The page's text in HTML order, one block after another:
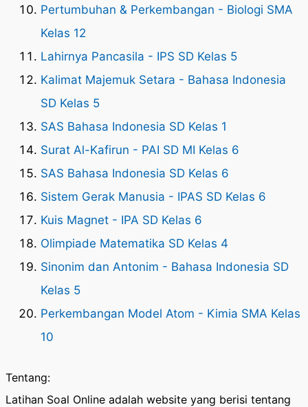
Pertumbuhan & Perkembangan - Biologi SMA
Kelas 12
Lahirnya Pancasila - IPS SD Kelas 5
Kalimat Majemuk Setara - Bahasa Indonesia
SD Kelas 5
SAS Bahasa Indonesia SD Kelas 1
Surat Al-Kafirun - PAI SD MI Kelas 6
SAS Bahasa Indonesia SD Kelas 6
Sistem Gerak Manusia - IPAS SD Kelas 6
Kuis Magnet - IPA SD Kelas 6
Olimpiade Matematika SD Kelas 4
Sinonim dan Antonim - Bahasa Indonesia SD
Kelas 5
Perkembangan Model Atom - Kimia SMA Kelas
10
Tentang:
Latihan Soal Online adalah website yang berisi tentang